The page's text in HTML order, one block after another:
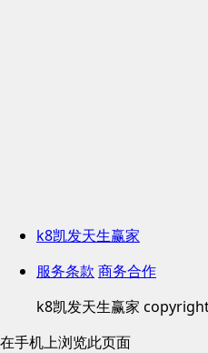
k8凯发天生赢家
服务条款 商务合作
k8凯发天生赢家
在手机上浏览此页面